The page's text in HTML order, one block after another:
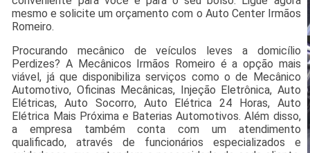
mesmo e solicite um orçamento com o Auto Center Irmãos
Romeiro.
Procurando mecânico de veículos leves a domicílio
Perdizes? A Mecânicos Irmãos Romeiro é a opção mais
viável, já que disponibiliza serviços como o de Mecânico
Automotivo, Oficinas Mecânicas, Injeção Eletrônica, Auto
Elétricas, Auto Socorro, Auto Elétrica 24 Horas, Auto
Elétrica Mais Próxima e Baterias Automotivos. Além disso,
a empresa também conta com um atendimento
qualificado, através de funcionários especializados e